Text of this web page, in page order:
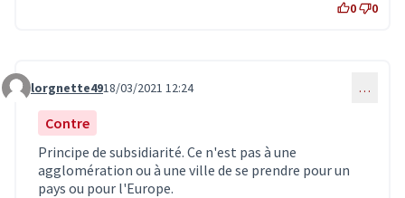
0 0
Commentaire 2795
lorgnette4918/03/2021 12:24 …
Contre
Principe de subsidiarité. Ce n'est pas à une
agglomération ou à une ville de se prendre pour un
pays ou pour l'Europe.